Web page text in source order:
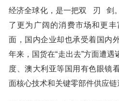
经济全球化，是一把双 刃 剑
了更为广阔的消费市场和更
面，国内企业却也承受着国内
年来，国货在“走出去”方面遭
度、澳大利亚等国用有色眼镜
面核心技术和关键零部件供应链